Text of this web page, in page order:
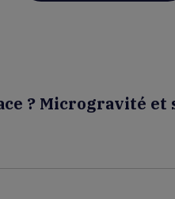
? Microgravité et